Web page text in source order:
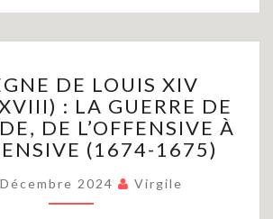
RÈGNE
DE
LOUIS
XIV
(PARTIE
XVIII)
:
DE LOUIS XIV
: LA GUERRE DE
DE L’OFFENSIVE À
(1674-1675)
2024 Virgile